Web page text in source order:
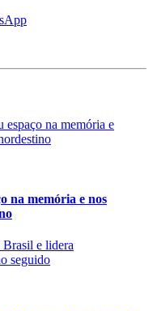
na memória e nos